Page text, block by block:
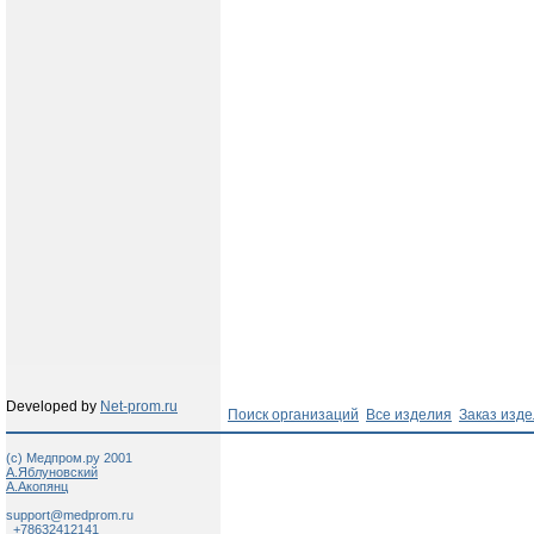
Developed by Net-prom.ru Поиск организаций Все изделия Заказ
(c) Медпром.ру 2001
А.Яблуновский
А.Акопянц
support@medprom.ru
+78632412141